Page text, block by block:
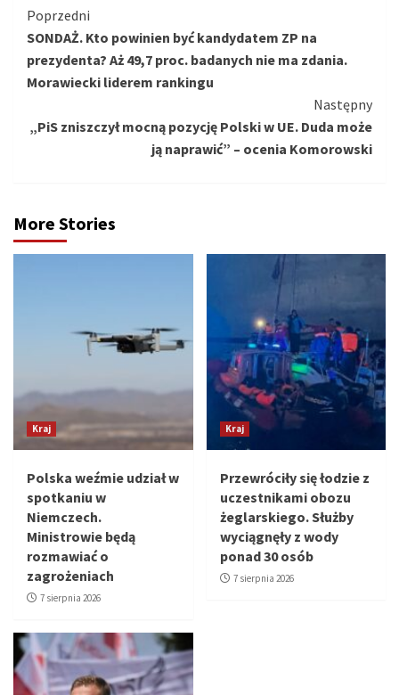
Kontynuuj
czytanie
Poprzedni
SONDAŻ. Kto powinien być kandydatem ZP na
prezydenta? Aż 49,7 proc. badanych nie ma zdania.
Morawiecki liderem rankingu
Następny
„PiS zniszczył mocną pozycję Polski w UE. Duda może
ją naprawić” – ocenia Komorowski
More Stories
Kraj
Polska weźmie udział w
spotkaniu w
Niemczech.
Ministrowie będą
rozmawiać o
zagrożeniach
7 sierpnia 2026
Kraj
Przewróciły się łodzie z
uczestnikami obozu
żeglarskiego. Służby
wyciągnęły z wody
ponad 30 osób
7 sierpnia 2026